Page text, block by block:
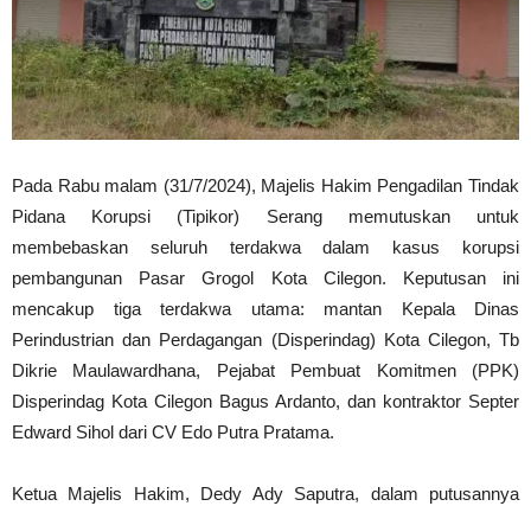
Pada Rabu malam (31/7/2024), Majelis Hakim Pengadilan Tindak
Pidana Korupsi (Tipikor) Serang memutuskan untuk
membebaskan seluruh terdakwa dalam kasus korupsi
pembangunan Pasar Grogol Kota Cilegon. Keputusan ini
mencakup tiga terdakwa utama: mantan Kepala Dinas
Perindustrian dan Perdagangan (Disperindag) Kota Cilegon, Tb
Dikrie Maulawardhana, Pejabat Pembuat Komitmen (PPK)
Disperindag Kota Cilegon Bagus Ardanto, dan kontraktor Septer
Edward Sihol dari CV Edo Putra Pratama.
Ketua Majelis Hakim, Dedy Ady Saputra, dalam putusannya